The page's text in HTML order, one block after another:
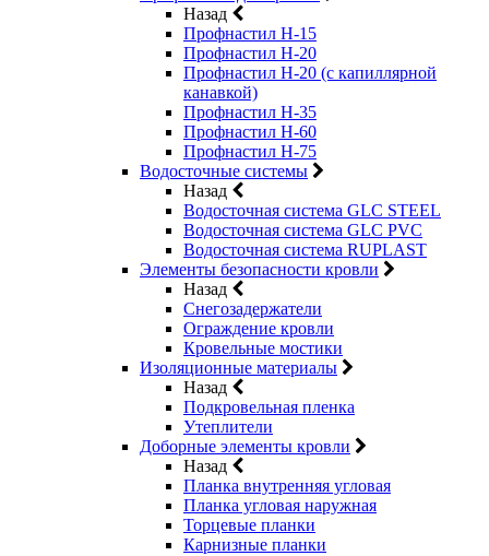
Назад
Профнастил Н-15
Профнастил Н-20
Профнастил Н-20 (с капиллярной
канавкой)
Профнастил Н-35
Профнастил Н-60
Профнастил Н-75
Водосточные системы
Назад
Водосточная система GLC STEEL
Водосточная система GLC PVC
Водосточная система RUPLAST
Элементы безопасности кровли
Назад
Снегозадержатели
Ограждение кровли
Кровельные мостики
Изоляционные материалы
Назад
Подкровельная пленка
Утеплители
Доборные элементы кровли
Назад
Планка внутренняя угловая
Планка угловая наружная
Торцевые планки
Карнизные планки